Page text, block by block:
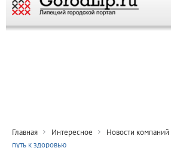
Главная Интересное Новости компаний
путь к здоровью